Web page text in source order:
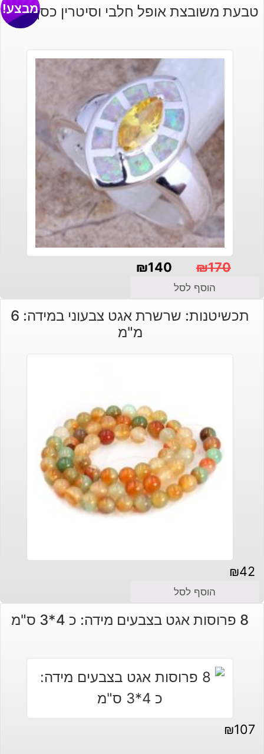
טבעת משובצת אופל חלבי וסיטרין כסף 925מבצע!
₪170
המקורי
היה:
₪140
הנוכחי
הוא:
הוסף לסל
תכשיטנות: שרשרת אגט צבעוני במידה: 6
מ"מ
₪42
הוסף לסל
8 פרוסות אגט בצבעים מידה: כ 4*3 ס"מ
₪107